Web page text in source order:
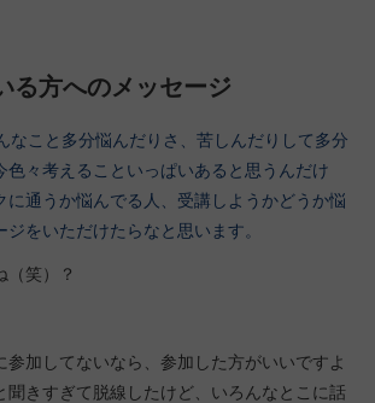
る方へのメッセージ
なこと多分悩んだりさ、苦しんだりして多分
色々考えることいっぱいあると思うんだけ
に通うか悩んでる人、受講しようかどうか悩
をいただけたらなと思います。
（笑）？
参加してないなら、参加した方がいいですよ
聞きすぎて脱線したけど、いろんなとこに話